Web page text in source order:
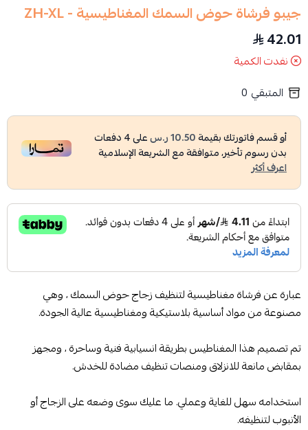
جيبو فرشاة حوض السمك المغناطيسية - ZH-XL
42.01
نفدت الكمية
المتبقي 0
أو قسم فاتورتك بقيمة10.50 ر.س على4دفعات
بدون رسوم تأخير، متوافقة مع الشريعة الإسلامية
اعرف أكثر
عبارة عن فرشاة مغناطيسية لتنظيف زجاج حوض السمك ، وهي
مصنوعة من مواد أساسية بلاستيكية ومغناطيسية عالية الجودة.
تم تصميم هذا المغناطيس بطريقة انسيابية فنية وساحرة ، ومجهز
بمقابض مانعة للانزلاق ومنصات تنظيف مضادة للخدش.
استخدامه سهل للغاية وعملي. ما عليك سوى وضعه على الزجاج أو
الأنبوب لتنظيفه.